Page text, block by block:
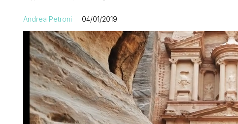
Andrea Petroni 04/01/2019